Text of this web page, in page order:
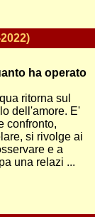
ha operato
ritorna sul
dell'amore. E'
confronto,
si rivolge ai
e a
una relazi ...